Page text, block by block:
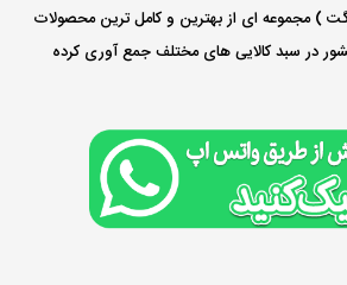
) مجموعه ای از بهترین و کامل ترین محصولات
در سبد کالایی های مختلف جمع آوری کرده